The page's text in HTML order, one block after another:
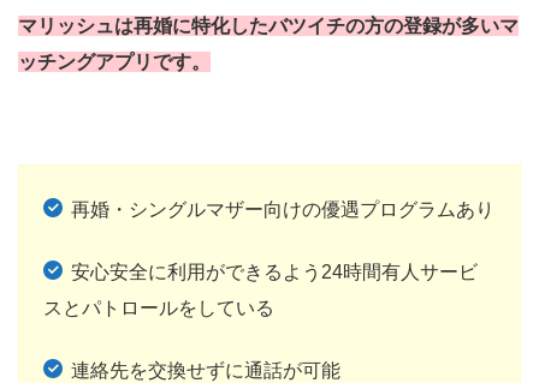
マリッシュは再婚に特化したバツイチの方の登録が多いマ
ッチングアプリです。
再婚・シングルマザー向けの優遇プログラムあり
安心安全に利用ができるよう24時間有人サービ
スとパトロールをしている
連絡先を交換せずに通話が可能